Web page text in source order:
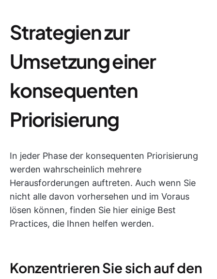
Strategien zur
Umsetzung einer
konsequenten
Priorisierung
In jeder Phase der konsequenten Priorisierung
werden wahrscheinlich mehrere
Herausforderungen auftreten. Auch wenn Sie
nicht alle davon vorhersehen und im Voraus
lösen können, finden Sie hier einige Best
Practices, die Ihnen helfen werden.
Konzentrieren Sie sich auf den